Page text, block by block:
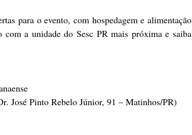
para o evento, com hospedagem e alimentação
a unidade do Sesc PR mais próxima e saiba
José Pinto Rebelo Júnior, 91 – Matinhos/PR)